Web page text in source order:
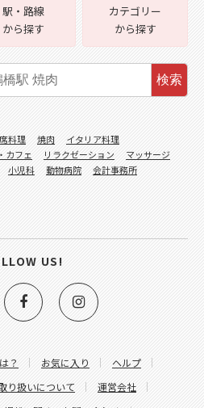
？ お気に入り
ヘルプ
り扱いについて
運営会社
駅・路線
から探す
カテゴリー
から探す
検索
料理 焼肉
イタリア料理
カフェ リラクゼーション
マッサージ
小児科 動物病院
会計事務所
US!